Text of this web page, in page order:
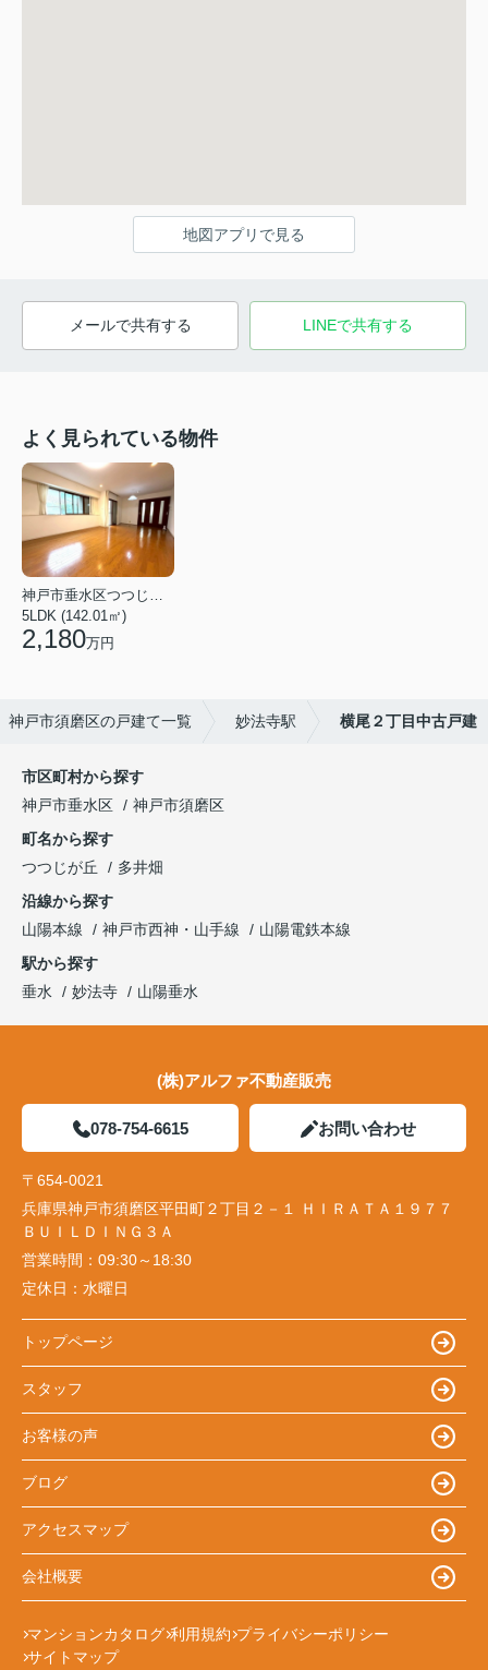
地図アプリで見る
メールで共有する LINEで共有する
よく見られている物件
5LDK (142.01㎡)
2,180万円
神戸市須磨区の戸建て一覧 妙法寺駅 横尾２丁目中古戸建
市区町村から探す
神戸市垂水区
神戸市須磨区
町名から探す
つつじが丘
多井畑
沿線から探す
山陽本線
神戸市西神・山手線
山陽電鉄本線
駅から探す
垂水
妙法寺 山陽垂水
(株)アルファ不動産販売
078-754-6615 お問い合わせ
〒654-0021
兵庫県神戸市須磨区平田町２丁目２－１ ＨＩＲＡＴＡ１９７７
ＢＵＩＬＤＩＮＧ３Ａ
営業時間： 09:30～18:30
定休日： 水曜日
トップページ
スタッフ
お客様の声
ブログ
アクセスマップ
会社概要
マンションカタログ 利用規約 プライバシーポリシー
サイトマップ